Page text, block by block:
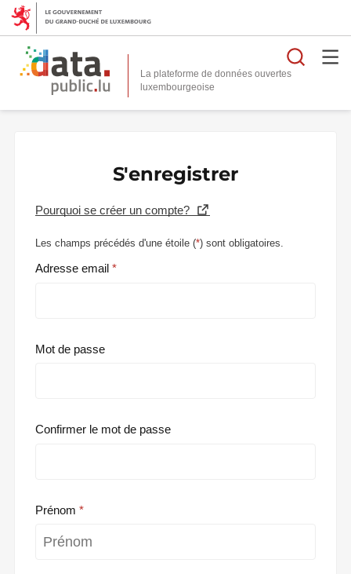
La plateforme de données ouvertes
S'enregistrer
Pourquoi se créer un compte?
Les champs précédés d'une étoile (*) sont obligatoires.
Adresse email
Mot de passe
Confirmer le mot de passe
Prénom